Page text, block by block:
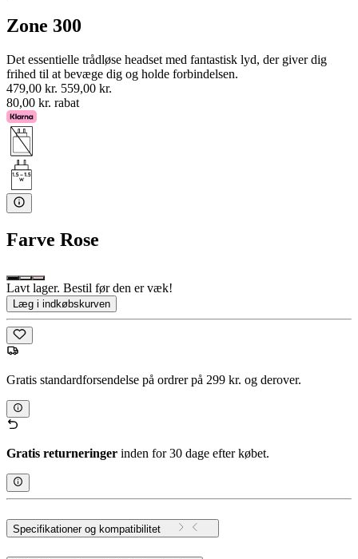
Zone 300
Det essentielle trådløse headset med fantastisk lyd, der giver dig
frihed til at bevæge dig og holde forbindelsen.
479,00 kr. 559,00 kr.
80,00 kr. rabat
Farve Rose
Lavt lager. Bestil før den er væk!
Læg i indkøbskurven
Gratis standardforsendelse på ordrer på 299 kr. og derover.
Gratis returneringer inden for 30 dage efter købet.
Specifikationer og kompatibilitet